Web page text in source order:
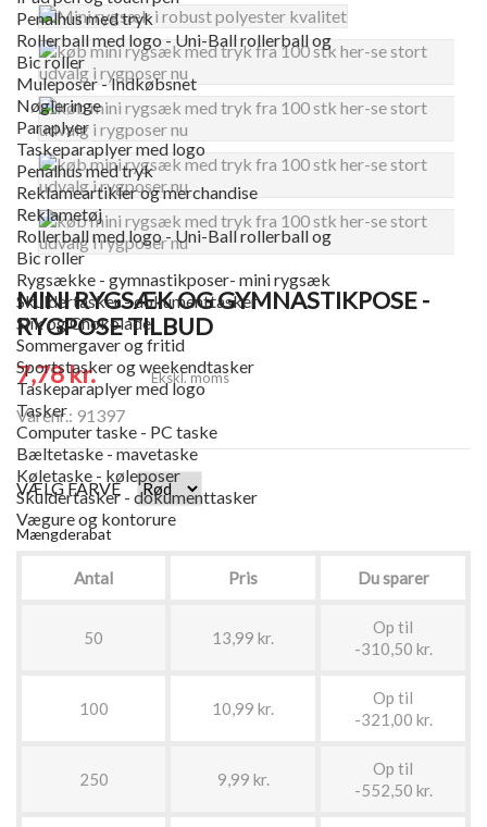
Penalhus med tryk
Rollerball med logo - Uni-Ball rollerball og
Bic roller
Muleposer - Indkøbsnet
Nøgleringe
Paraplyer
Taskeparaplyer med logo
Penalhus med tryk
Reklameartikler og merchandise
Reklametøj
Rollerball med logo - Uni-Ball rollerball og
Bic roller
Rygsække - gymnastikposer- mini rygsæk
Skuldertasker - dokumenttasker
Slik og Chokolade
Sommergaver og fritid
Sportstasker og weekendtasker
Taskeparaplyer med logo
Tasker
Computer taske - PC taske
Bæltetaske - mavetaske
Køletaske - køleposer
Skuldertasker - dokumenttasker
Vægure og kontorure
MINI RYGSÆK OG GYMNASTIKPOSE -
RYGPOSE TILBUD
7,78 kr.
Ekskl. moms
Varenr.: 91397
VÆLG FARVE
Mængderabat
Antal Pris Du sparer
50 13,99 kr.
Op til
-310,50 kr.
100 10,99 kr.
Op til
-321,00 kr.
250 9,99 kr.
Op til
-552,50 kr.